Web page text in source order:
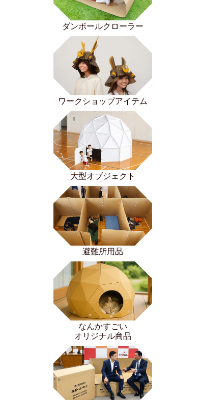
ダンボールクローラー
ワークショップアイテム
大型オブジェクト
避難所用品
なんかすごい
オリジナル商品